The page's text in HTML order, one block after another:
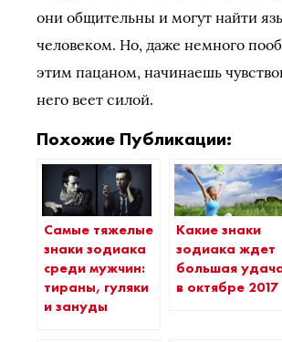
они общительны и могут найти
человеком. Но, даже немного
этим пацаном, начинаешь
него веет силой.
Похожие Публикации:
Самые тяжелые
знаки зодиака
среди мужчин:
тираны, гуляки
и зануды
Какие знаки
зодиака ждет
большая
в октябре 2017